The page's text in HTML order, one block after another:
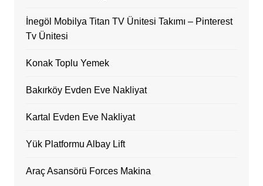
İnegöl Mobilya Titan TV Ünitesi Takımı – Pinterest
Tv Ünitesi
Konak Toplu Yemek
Bakırköy Evden Eve Nakliyat
Kartal Evden Eve Nakliyat
Yük Platformu Albay Lift
Araç Asansörü Forces Makina